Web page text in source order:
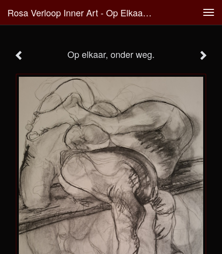
Rosa Verloop Inner Art - Op Elkaar, Onder Weg.
Op elkaar, onder weg.